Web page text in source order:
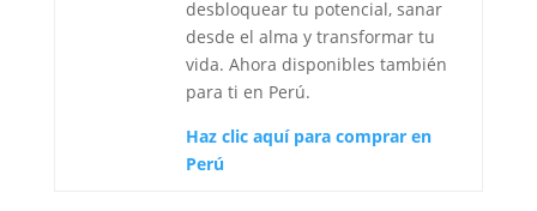
desbloquear tu potencial, sanar
desde el alma y transformar tu
vida. Ahora disponibles también
para ti en Perú.
Haz clic aquí para comprar en
Perú